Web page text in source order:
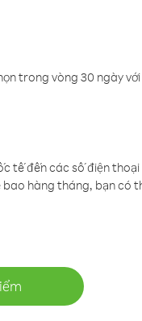
trong vòng 30 ngày
tế đến các số điện
hàng tháng, bạn có